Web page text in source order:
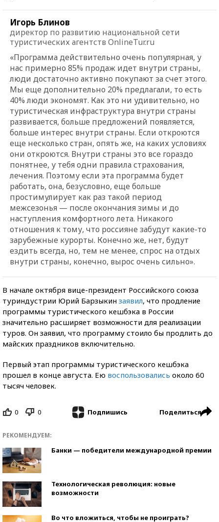
Игорь Блинов
директор по развитию национальной сети
туристических агентств OnlineTur.ru
«Программа действительно очень популярная, у
нас примерно 85% продаж идет внутри страны,
люди достаточно активно покупают за счет этого.
Мы еще дополнительно 20% предлагали, то есть
40% люди экономят. Как это ни удивительно, но
туристическая инфраструктура внутри страны
развивается, больше предложений появляется,
больше интерес внутри страны. Если откроются
еще несколько стран, опять же, на каких условиях
они откроются. Внутри страны это все гораздо
понятнее, у тебя одни правила страхования,
лечения. Поэтому если эта программа будет
работать, она, безусловно, еще больше
простимулирует как раз такой период
межсезонья — после окончания зимы и до
наступления комфортного лета. Никакого
отношения к тому, что россияне забудут какие-то
зарубежные курорты. Конечно же, нет, будут
ездить всегда, но, тем не менее, спрос на отдых
внутри страны, конечно, вырос очень сильно».
В начале октября вице-президент Российского союза
туриндустрии Юрий Барзыкин заявил, что продление
программы туристического кешбэка в России
значительно расширяет возможности для реализации
туров. Он заявил, что программу стоило бы продлить до
майских праздников включительно.
Первый этап программы туристического кешбэка
прошел в конце августа. Ею воспользовались около 60
тысяч человек.
0 0 Подпишись Поделиться
РЕКОМЕНДУЕМ:
Банки — победители международной премии
Технологическая революция: новые
возможности
Во что вложиться, чтобы не проиграть?